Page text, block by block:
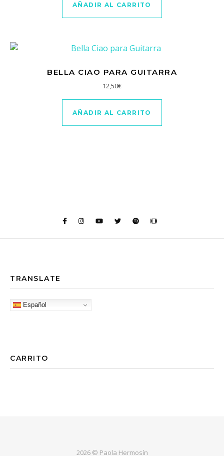
AÑADIR AL CARRITO
BELLA CIAO PARA GUITARRA
12,50€
AÑADIR AL CARRITO
TRANSLATE
Español
CARRITO
2026 © Paola Hermosín